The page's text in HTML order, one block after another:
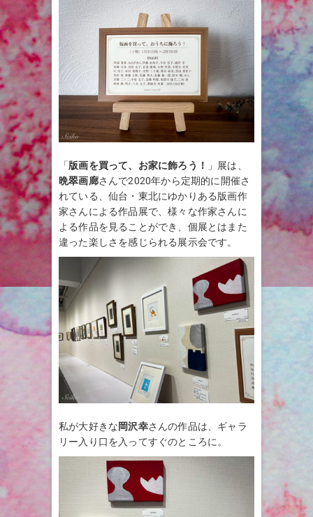
「版画を買って、お家に飾ろう！
」展は、
晩翠画廊さんで2020年から定期的に開催さ
れている、仙台・東北にゆかりある版画作
家さんによる作品展で、様々な作家さんに
よる作品を見ることができ、個展とはまた
違った楽しさを感じられる展示会です。
私が大好きな岡沢幸さんの作品は、ギャラ
リー入り口を入ってすぐのところに。